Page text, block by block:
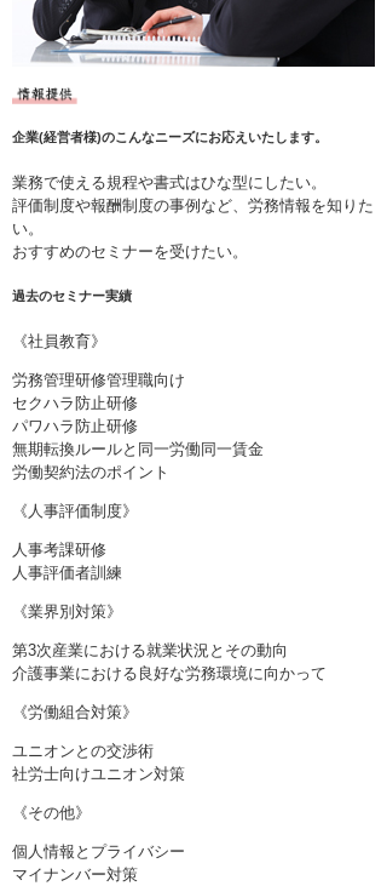
企業(経営者様)のこんなニーズにお応えいたします。
業務で使える規程や書式はひな型にしたい。
評価制度や報酬制度の事例など、労務情報を知りた
い。
おすすめのセミナーを受けたい。
過去のセミナー実績
《社員教育》
労務管理研修管理職向け
セクハラ防止研修
パワハラ防止研修
無期転換ルールと同一労働同一賃金
労働契約法のポイント
《人事評価制度》
人事考課研修
人事評価者訓練
《業界別対策》
第3次産業における就業状況とその動向
介護事業における良好な労務環境に向かって
《労働組合対策》
ユニオンとの交渉術
社労士向けユニオン対策
《その他》
個人情報とプライバシー
マイナンバー対策